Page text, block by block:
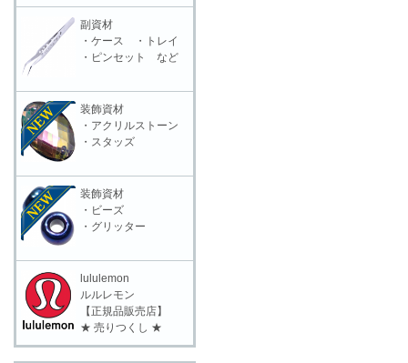
副資材
・ケース ・トレイ
・ピンセット など
装飾資材
・アクリルストーン
・スタッズ
装飾資材
・ビーズ
・グリッター
lululemon
ルルレモン
【正規品販売店】
★ 売りつくし ★